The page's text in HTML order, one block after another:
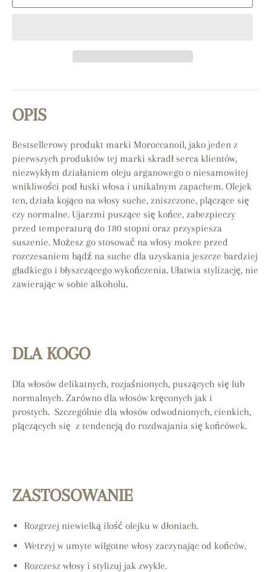
OPIS
Bestsellerowy produkt marki Moroccanoil, jako jeden z
pierwszych produktów tej marki skradł serca klientów,
niezwykłym działaniem oleju arganowego o niesamowitej
wnikliwości pod łuski włosa i unikalnym zapachem. Olejek
ten, działa kojąco na włosy suche, zniszczone, plączące się
czy normalne. Ujarzmi puszące się końce, zabezpieczy
przed temperaturą do 180 stopni oraz przyspiesza
suszenie. Możesz go stosować na włosy mokre przed
rozczesaniem bądź na suche dla uzyskania jeszcze bardziej
gładkiego i błyszczącego wykończenia. Ułatwia stylizację, nie
zawierając w sobie alkoholu.
DLA KOGO
Dla włosów delikatnych, rozjaśnionych, puszących się lub
normalnych. Zarówno dla włosów kręconych jak i
prostych. Szczególnie dla włosów odwodnionych, cienkich,
plączących się z tendencją do rozdwajania się końcówek.
ZASTOSOWANIE
Rozgrzej niewielką ilość olejku w dłoniach.
Wetrzyj w umyte wilgotne włosy zaczynając od końców.
Rozczesz włosy i stylizuj jak zwykle.